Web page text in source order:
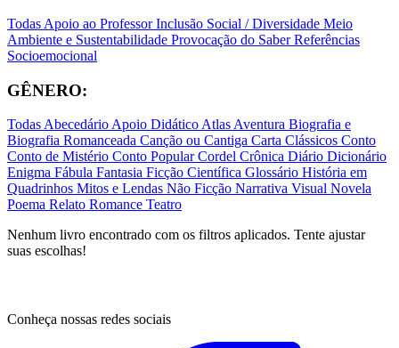
Todas Apoio ao ProfessorInclusão Social / Diversidade Meio
Ambiente e Sustentabilidade Provocação do SaberReferências
Socioemocional
GÊNERO:
TodasAbecedárioApoio DidáticoAtlasAventura Biografia e
Biografia Romanceada Canção ou Cantiga Carta Clássicos Conto
Conto de Mistério Conto PopularCordel Crônica Diário Dicionário
Enigma Fábula Fantasia Ficção Científica Glossário História em
Quadrinhos Mitos e Lendas Não Ficção Narrativa Visual Novela
Poema Relato Romance Teatro
Nenhum livro encontrado com os filtros aplicados. Tente ajustar
suas escolhas!
Conheça nossas redes sociais